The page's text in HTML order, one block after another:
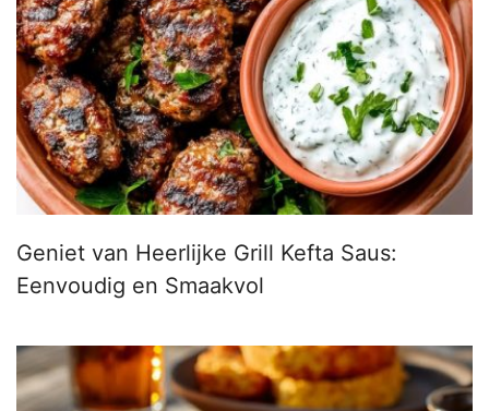
Geniet van Heerlijke Grill Kefta Saus:
Eenvoudig en Smaakvol